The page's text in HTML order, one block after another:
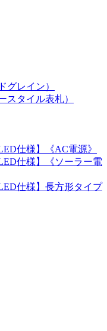
グレイン）
スタイル表札）
仕様】《AC電源》
仕様】《ソーラー電
仕様】長方形タイプ